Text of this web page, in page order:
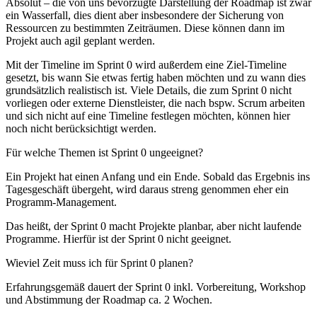
Absolut – die von uns bevorzugte Darstellung der Roadmap ist zwar
ein Wasserfall, dies dient aber insbesondere der Sicherung von
Ressourcen zu bestimmten Zeiträumen. Diese können dann im
Projekt auch agil geplant werden.
Mit der Timeline im Sprint 0 wird außerdem eine Ziel-Timeline
gesetzt, bis wann Sie etwas fertig haben möchten und zu wann dies
grundsätzlich realistisch ist. Viele Details, die zum Sprint 0 nicht
vorliegen oder externe Dienstleister, die nach bspw. Scrum arbeiten
und sich nicht auf eine Timeline festlegen möchten, können hier
noch nicht berücksichtigt werden.
Für welche Themen ist Sprint 0 ungeeignet?
Ein Projekt hat einen Anfang und ein Ende. Sobald das Ergebnis ins
Tagesgeschäft übergeht, wird daraus streng genommen eher ein
Programm-Management.
Das heißt, der Sprint 0 macht Projekte planbar, aber nicht laufende
Programme. Hierfür ist der Sprint 0 nicht geeignet.
Wieviel Zeit muss ich für Sprint 0 planen?
Erfahrungsgemäß dauert der Sprint 0 inkl. Vorbereitung, Workshop
und Abstimmung der Roadmap ca. 2 Wochen.